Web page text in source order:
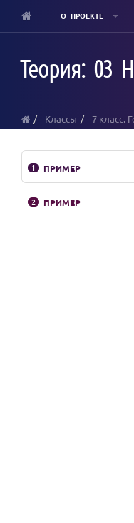
content
О ПРОЕКТЕ
Теория: 03
Классы 7 класс.
1 ПРИМЕР
2 ПРИМЕР